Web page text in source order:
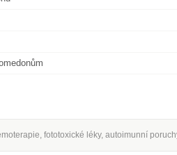
fototoxické léky, autoimunní